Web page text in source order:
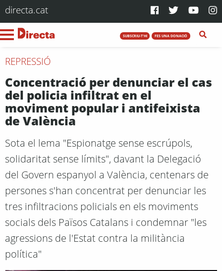
directa.cat
SUBSCRIU-T'HI FES UNA DONACIÓ
REPRESSIÓ
Concentració per denunciar el cas
del policia infiltrat en el
moviment popular i antifeixista
de València
Sota el lema "Espionatge sense escrúpols,
solidaritat sense límits", davant la Delegació
del Govern espanyol a València, centenars de
persones s'han concentrat per denunciar les
tres infiltracions policials en els moviments
socials dels Països Catalans i condemnar "les
agressions de l'Estat contra la militància
política"